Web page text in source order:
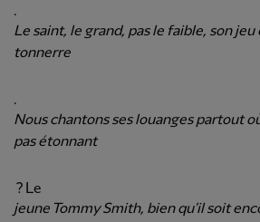
.
Le saint, le grand, pas le faible, son
tonnerre
.
Nous chantons ses louanges partout
pas étonnant
? Le
jeune Tommy Smith, bien qu'il soit